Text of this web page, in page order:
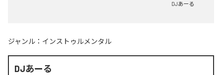
DJあーる
ジャンル： インストゥルメンタル
DJあーる